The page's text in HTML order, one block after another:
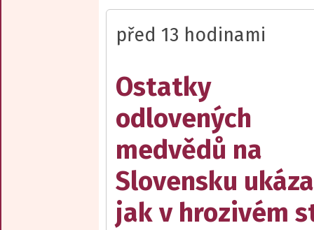
před 13 hodinami
Ostatky
odlovených
medvědů na
Slovensku
jak v hrozivém